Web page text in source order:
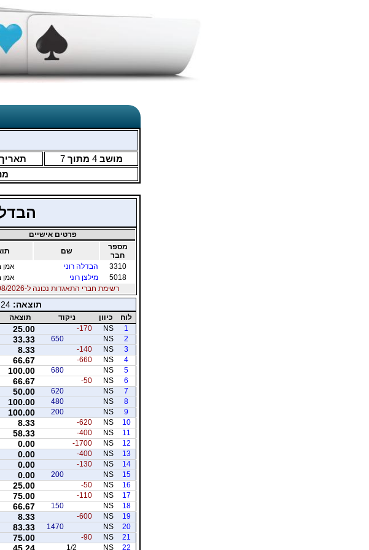
מושב4 מתוך7
פרטים אישיים
מספר
חבר
שם
3310
הבדלה רוני אמן
5018
מילצן רוני אמן
רשימת חברי התאגדות נכונה ל-08/08/2026
תוצאה:
לוח כיוון ניקוד תוצאה
1
NS
-170
25.00
2
NS
650
33.33
3
NS
-140
8.33
4
NS
-660
66.67
5
NS
680
100.00
6
NS
-50
66.67
7
NS
620
50.00
8
NS
480
100.00
9
NS
200
100.00
10
NS
-620
8.33
11
NS
-400
58.33
12
NS
-1700
0.00
13
NS
-400
0.00
14
NS
-130
0.00
15
NS
200
0.00
16
NS
-50
25.00
17
NS
-110
75.00
18
NS
150
66.67
19
NS
-600
8.33
20
NS
1470
83.33
21
NS
-90
75.00
22
NS
1/2
45.24